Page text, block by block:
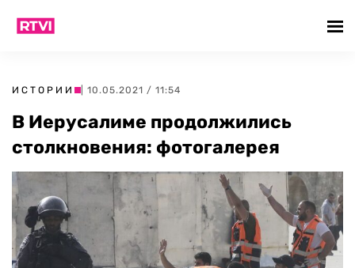
ИСТОРИИ | 10.05.2021 / 11:54
В Иерусалиме продолжились
столкновения: фотогалерея